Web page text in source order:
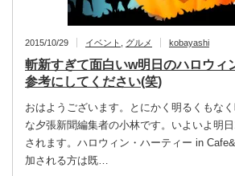
2015/10/29 イベント グルメ kobayashi
斬新すぎて面白いw明日のハロウィ
参考にしてください(笑)
おはようございます。とにかく明るくもな
な夕張新聞編集者の小林です。いよいよ明
されます。ハロウィン・ハーティー in
加される方は既…